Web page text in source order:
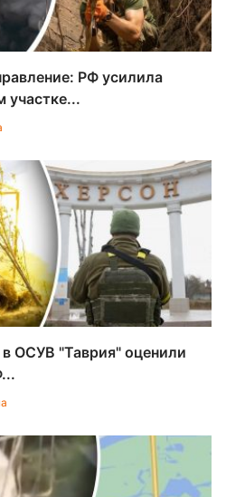
РФ усилила
участке...
ОСУВ "Таврия" оценили